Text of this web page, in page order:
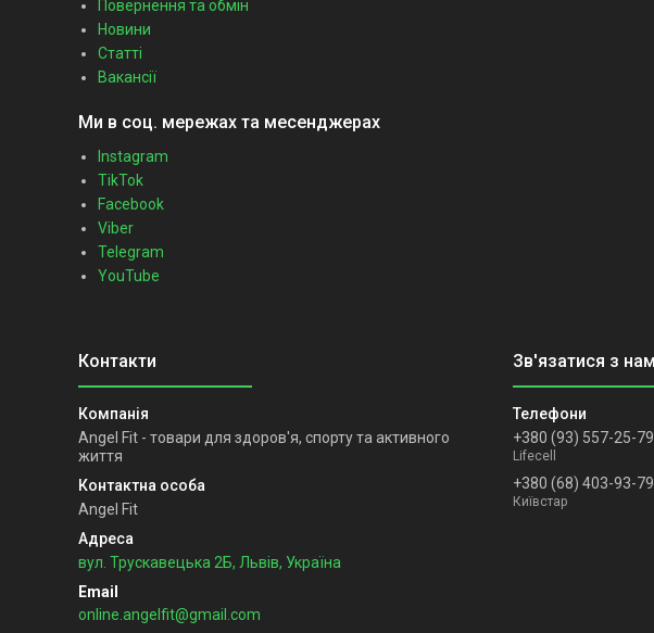
Повернення та обмін
Новини
Статті
Вакансії
Ми в соц. мережах та месенджерах
Instagram
TikTok
Facebook
Viber
Telegram
YouTube
Angel Fit - товари для здоров'я, спорту та активного
життя
Angel Fit
вул. Трускавецька 2Б, Львів, Україна
online.angelfit@gmail.com
+380 (93) 557-25-79
Lifecell
+380 (68) 403-93-79
Київстар